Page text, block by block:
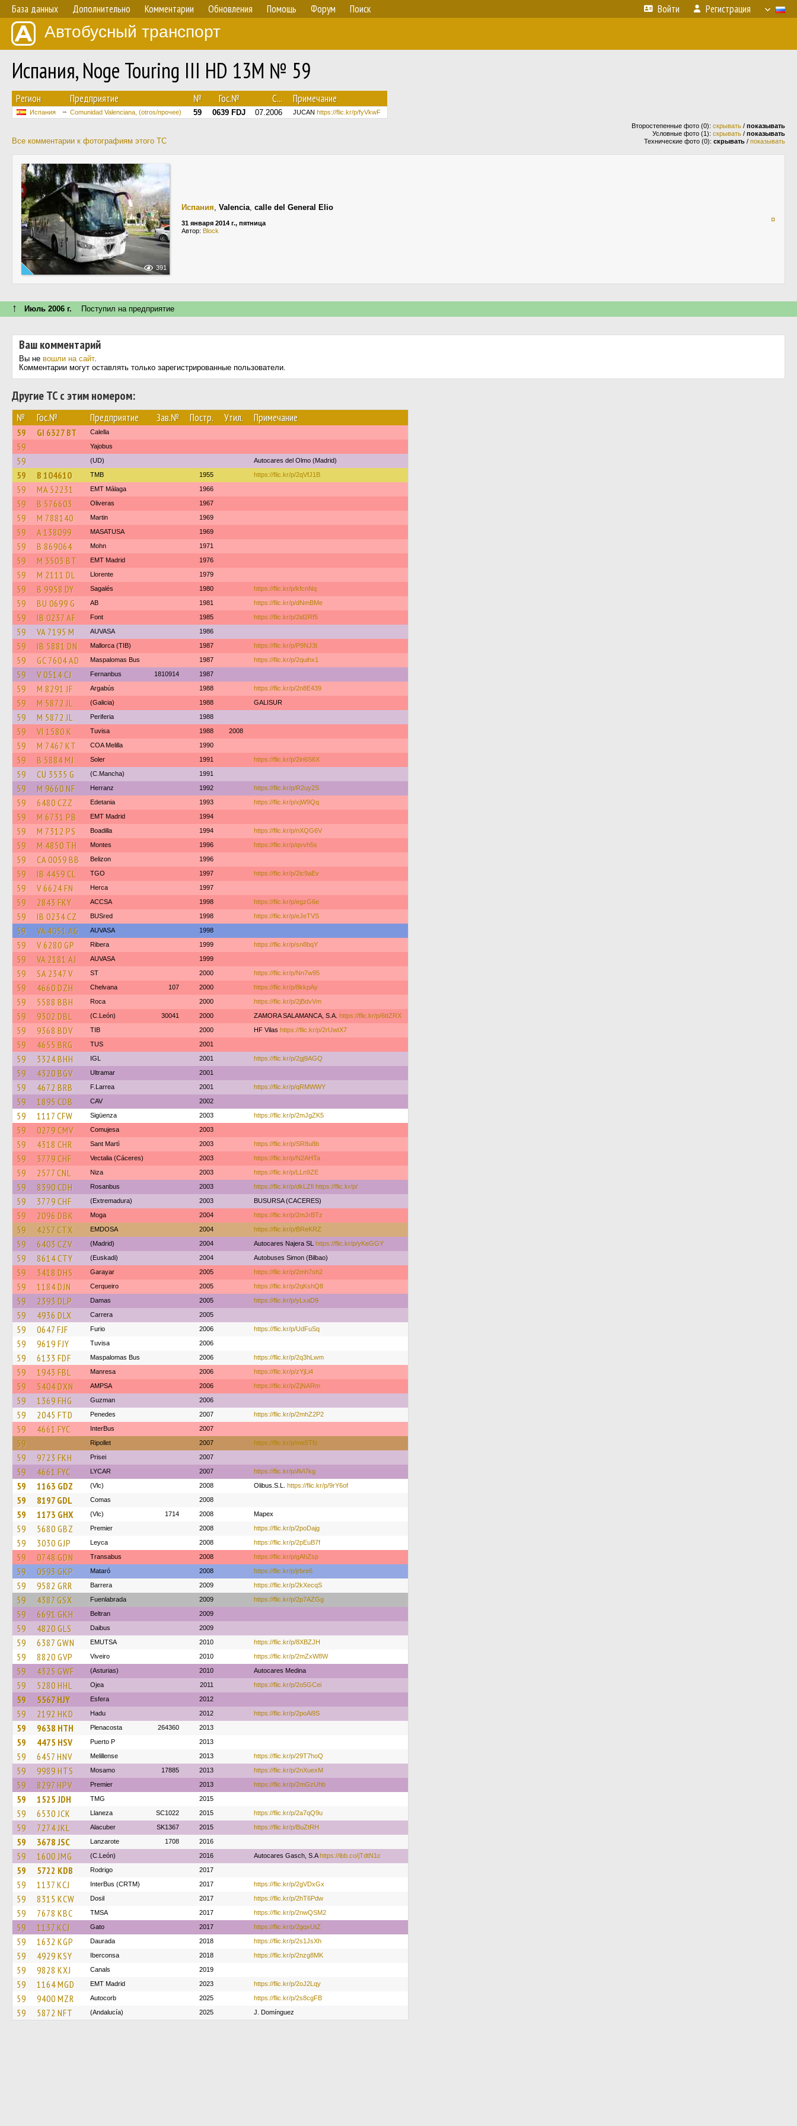
База данных Дополнительно Комментарии Обновления Помощь Форум Поиск Войти Регистрация
Автобусный транспорт
Испания, Noge Touring III HD 13M № 59
Регион Предприятие № Гос.№ С... Примечание
Испания Comunidad Valenciana, (otros/прочее) 59 0639 FDJ 07.2006 JUCAN https://flic.kr/p/fyVkwF
Все комментарии к фотографиям этого ТС
Второстепенные фото (0): скрывать / показывать
Условные фото (1): скрывать / показывать
Технические фото (0): скрывать / показывать
391
Испания, Valencia, calle del General Elio
31 января 2014 г., пятница
Автор: Block
¤
↑ Июль 2006 г. Поступил на предприятие
Ваш комментарий
Вы не вошли на сайт.
Комментарии могут оставлять только зарегистрированные пользователи.
Другие ТС с этим номером:
№ Гос.№ Предприятие Зав.№ Постр. Утил. Примечание
59 GI 6327 BT Calella
59 Yajobus
59 (UD) Autocares del Olmo (Madrid)
59 B 104610 TMB 1955 https://flic.kr/p/2qVfJ1B
59 MA 52231 EMT Málaga 1966
59 B 576603 Oliveras 1967
59 M 788140 Martin 1969
59 A 138099 MASATUSA 1969
59 B 869064 Mohn 1971
59 M 3503 BT EMT Madrid 1976
59 M 2111 DL Llorente 1979
59 B 9958 DY Sagalés 1980 https://flic.kr/p/kfcnNq
59 BU 0699 G AB 1981 https://flic.kr/p/dNmBMe
59 IB 0237 AF Font 1985 https://flic.kr/p/2id2Rf5
59 VA 7195 M AUVASA 1986
59 IB 5881 DN Mallorca (TIB) 1987 https://flic.kr/p/P9NJ3t
59 GC 7604 AD Maspalomas Bus 1987 https://flic.kr/p/2quihx1
59 V 0514 CJ Fernanbus 1810914 1987
59 M 8291 JF Argabús 1988 https://flic.kr/p/2n8E439
59 M 5872 JL (Galicia) 1988 GALISUR
59 M 5872 JL Periferia 1988
59 VI 1580 K Tuvisa 1988 2008
59 M 7467 KT COA Melilla 1990
59 B 5884 MJ Soler 1991 https://flic.kr/p/2in6S6X
59 CU 3535 G (C.Mancha) 1991
59 M 9660 NF Herranz 1992 https://flic.kr/p/R2uy2S
59 6480 CZZ Edetania 1993 https://flic.kr/p/xjW9Qq
59 M 6731 PB EMT Madrid 1994
59 M 7312 PS Boadilla 1994 https://flic.kr/p/nXQG6V
59 M 4850 TH Montes 1996 https://flic.kr/p/qvvh5s
59 CA 0059 BB Belizon 1996
59 IB 4459 CL TGO 1997 https://flic.kr/p/2ic9aEv
59 V 6624 FN Herca 1997
59 2843 FKY ACCSA 1998 https://flic.kr/p/egzG6e
59 IB 0234 CZ BUSred 1998 https://flic.kr/p/eJeTVS
59 VA 4051 AG AUVASA 1998
59 V 6280 GP Ribera 1999 https://flic.kr/p/sn8bqY
59 VA 2181 AJ AUVASA 1999
59 SA 2347 V ST 2000 https://flic.kr/p/Nn7w95
59 4660 DZH Chelvana 107 2000 https://flic.kr/p/8kkpAy
59 5588 BBH Roca 2000 https://flic.kr/p/2jBdvVm
59 9302 DBL (C.León) 30041 2000 ZAMORA SALAMANCA, S.A. https://flic.kr/p/6ttZRX
59 9368 BDV TIB 2000 HF Vilas https://flic.kr/p/2rUwtX7
59 4655 BRG TUS 2001
59 3324 BHH IGL 2001 https://flic.kr/p/2gj9AGQ
59 4320 BGV Ultramar 2001
59 4672 BRB F.Larrea 2001 https://flic.kr/p/qRMWWY
59 1895 CDB CAV 2002
59 1117 CFW Sigüenza 2003 https://flic.kr/p/2mJgZK5
59 0279 CMV Comujesa 2003
59 4318 CHR Sant Martì 2003 https://flic.kr/p/SR8u8b
59 3779 CHF Vectalia (Cáceres) 2003 https://flic.kr/p/N2AHTa
59 2577 CNL Niza 2003 https://flic.kr/p/LLn9ZE
59 8390 CDH Rosanbus 2003 https://flic.kr/p/dkLZfi https://flic.kr/p/
59 3779 CHF (Extremadura) 2003 BUSURSA (CACERES)
59 2096 DBK Moga 2004 https://flic.kr/p/2mJrBTz
59 4257 CTX EMDOSA 2004 https://flic.kr/p/BReKRZ
59 6403 CZV (Madrid) 2004 Autocares Najera SL https://flic.kr/p/yKeGGY
59 8614 CTY (Euskadi) 2004 Autobuses Simon (Bilbao)
59 3418 DHS Garayar 2005 https://flic.kr/p/2mh7sh2
59 1184 DJN Cerqueiro 2005 https://flic.kr/p/2qKshQ8
59 2393 DLP Damas 2005 https://flic.kr/p/yLxaD9
59 4936 DLX Carrera 2005
59 0647 FJF Furio 2006 https://flic.kr/p/UdFuSq
59 9619 FJY Tuvisa 2006
59 6133 FDF Maspalomas Bus 2006 https://flic.kr/p/2q3hLwm
59 1943 FBL Manresa 2006 https://flic.kr/p/zYjLi4
59 5404 DXN AMPSA 2006 https://flic.kr/p/ZjNARm
59 1369 FHG Guzman 2006
59 2045 FTD Penedes 2007 https://flic.kr/p/2mhZ2P2
59 4661 FYC InterBus 2007
59 Ripollet 2007 https://flic.kr/p/me5Tfz
59 9723 FKH Prisei 2007
59 4661 FYC LYCAR 2007 https://flic.kr/p/AVi7kg
59 1163 GDZ (Vlc) 2008 Olibus.S.L. https://flic.kr/p/9rY6of
59 8197 GDL Comas 2008
59 1173 GHX (Vlc) 1714 2008 Mapex
59 5680 GBZ Premier 2008 https://flic.kr/p/2poDajg
59 3030 GJP Leyca 2008 https://flic.kr/p/2pEuB7f
59 0748 GDN Transabus 2008 https://flic.kr/p/gAhZsp
59 0593 GKP Mataró 2008 https://flic.kr/p/jrbre6
59 9582 GRR Barrera 2009 https://flic.kr/p/2kXecqS
59 4387 GSX Fuenlabrada 2009 https://flic.kr/p/2p7AZGg
59 6691 GKH Beltran 2009
59 4820 GLS Daibus 2009
59 6387 GWN EMUTSA 2010 https://flic.kr/p/8XBZJH
59 8820 GVP Viveiro 2010 https://flic.kr/p/2mZxW8W
59 4325 GWF (Asturias) 2010 Autocares Medina
59 5280 HHL Ojea 2011 https://flic.kr/p/2o5GCei
59 5567 HJY Esfera 2012
59 2192 HKD Hadu 2012 https://flic.kr/p/2poAi9S
59 9638 HTH Plenacosta 264360 2013
59 4475 HSV Puerto P 2013
59 6457 HNV Melillense 2013 https://flic.kr/p/29T7hoQ
59 9989 HTS Mosamo 17885 2013 https://flic.kr/p/2nXuexM
59 8297 HPV Premier 2013 https://flic.kr/p/2mGzUhb
59 1525 JDH TMG 2015
59 6530 JCK Llaneza SC1022 2015 https://flic.kr/p/2a7qQ9u
59 7274 JKL Alacuber SK1367 2015 https://flic.kr/p/BuZtRH
59 3678 JSC Lanzarote 1708 2016
59 1600 JMG (C.León) 2016 Autocares Gasch, S.Ahttps://ibb.co/jTdtN1c
59 5722 KDB Rodrigo 2017
59 1137 KCJ InterBus (CRTM) 2017 https://flic.kr/p/2gVDxGx
59 8315 KCW Dosil 2017 https://flic.kr/p/2hT6Pdw
59 7678 KBC TMSA 2017 https://flic.kr/p/2nwQSM2
59 1137 KCJ Gato 2017 https://flic.kr/p/2gqxUtZ
59 1632 KGP Daurada 2018 https://flic.kr/p/2s1JsXh
59 4929 KSY Iberconsa 2018 https://flic.kr/p/2nzg8MK
59 9828 KXJ Canals 2019
59 1164 MGD EMT Madrid 2023 https://flic.kr/p/2oJ2Lqy
59 9400 MZR Autocorb 2025 https://flic.kr/p/2s8cgFB
59 5872 NFT (Andalucía) 2025 J. Domínguez